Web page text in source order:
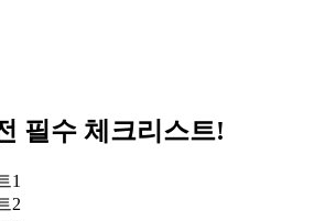
필수 체크리스트!